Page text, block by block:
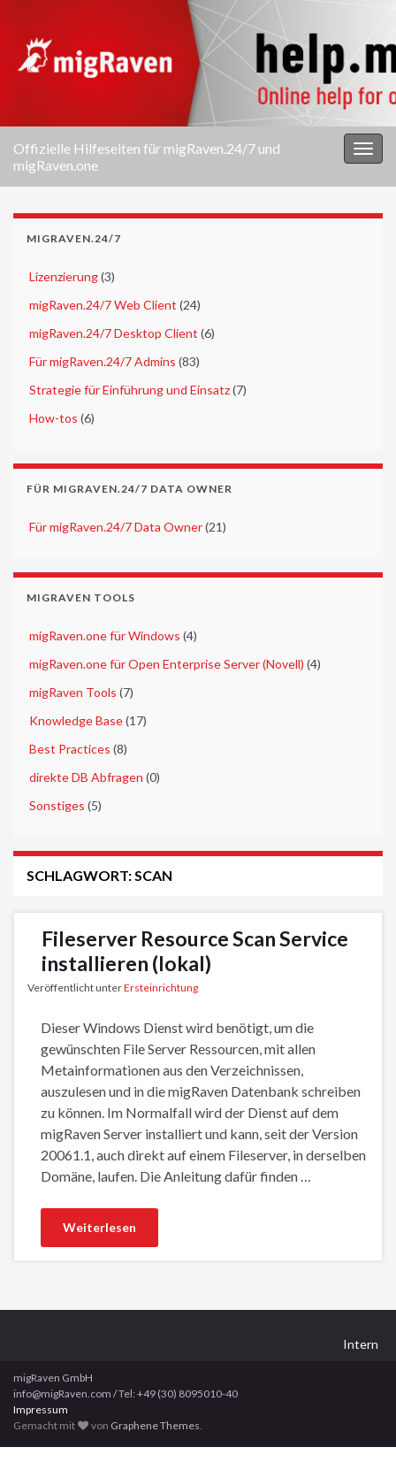
Offizielle Hilfeseiten für migRaven.24/7 und
migRaven.one
MIGRAVEN.24/7
Lizenzierung(3)
migRaven.24/7 Web Client (24)
migRaven.24/7 Desktop Client (6)
Für migRaven.24/7 Admins (83)
Strategie für Einführung und Einsatz(7)
How-tos (6)
FÜR MIGRAVEN.24/7 DATA OWNER
Für migRaven.24/7 Data Owner(21)
MIGRAVEN TOOLS
migRaven.one für Windows (4)
migRaven.one für Open Enterprise Server (Novell) (4)
migRaven Tools (7)
Knowledge Base(17)
Best Practices (8)
direkte DB Abfragen (0)
Sonstiges (5)
SCHLAGWORT:SCAN
Fileserver Resource Scan Service
installieren (lokal)
Veröffentlicht unterErsteinrichtung
Dieser Windows Dienst wird benötigt, um die
gewünschten File Server Ressourcen, mit allen
Metainformationen aus den Verzeichnissen,
auszulesen und in die migRaven Datenbank schreiben
zu können. Im Normalfall wird der Dienst auf dem
migRaven Server installiert und kann, seit der Version
20061.1, auch direkt auf einem Fileserver, in derselben
Domäne, laufen. Die Anleitung dafür finden …
Weiterlesen
Intern
migRaven GmbH
info@migRaven.com / Tel: +49 (30) 8095010-40
Impressum
Gemacht mit
von Graphene Themes